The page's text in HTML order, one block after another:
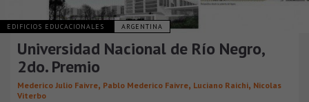
EDIFICIOS EDUCACIONALES ARGENTINA
Universidad Nacional de Río Negro,
2do. Premio
Mederico Julio Faivre, Pablo Mederico Faivre, Luciano Raichi, Nicolas
Viterbo